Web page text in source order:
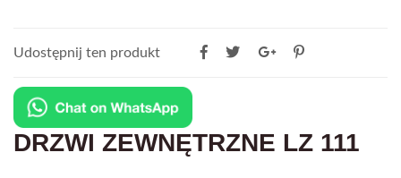
Udostępnij ten produkt
DRZWI ZEWNĘTRZNE LZ 111